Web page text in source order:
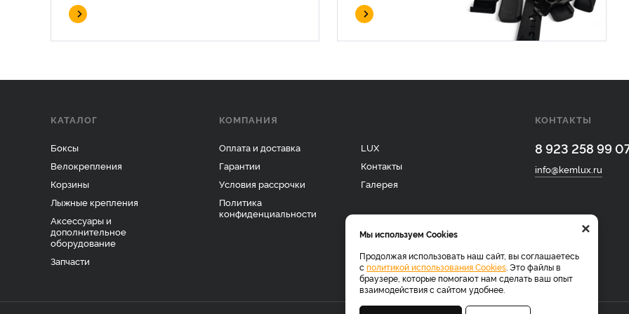
КАТАЛОГ
Боксы
Велокрепления
Корзины
Лыжные крепления
Аксессуары и
дополнительное
оборудование
Запчасти
КОМПАНИЯ
Оплата и доставка
Гарантии
Условия рассрочки
Политика
конфиденциальности
LUX
Контакты
Галерея
КОНТАКТЫ
8 923 258 99
info@kemlux.ru
×
Мы используем Cookies
Продолжая использовать наш сайт, вы соглашаетесь
с политикой использования Cookies . Это файлы в
браузере, которые помогают нам сделать ваш опыт
взаимодействия с сайтом удобнее.